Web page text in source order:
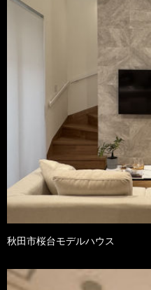
秋田市桜台モデルハウス